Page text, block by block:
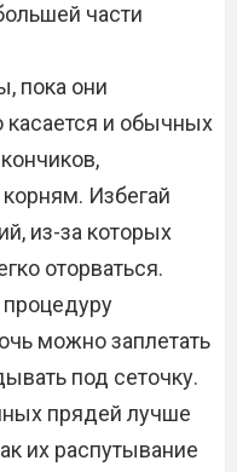
части
пока они
касается и обычных
Избегай
из-за которых
оторваться.
можно заплетать
под сеточку.
прядей лучше
их распутывание